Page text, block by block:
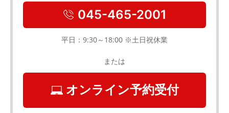
045-465-2001
平日：9:30～18:00 ※土日祝休業
または
オンライン予約受付